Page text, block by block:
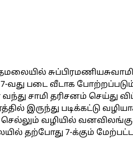
7-வது படை வீடாக
சாமி தரிசனம் செய்து
இருந்து படிக்கட்டு
வழியில்
தற்போது 7-க்கும் மேற்பட்ட